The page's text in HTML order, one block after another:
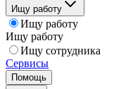
Ищу работу
Ищу работу
Ищу работу
Ищу сотрудника
Сервисы
Помощь